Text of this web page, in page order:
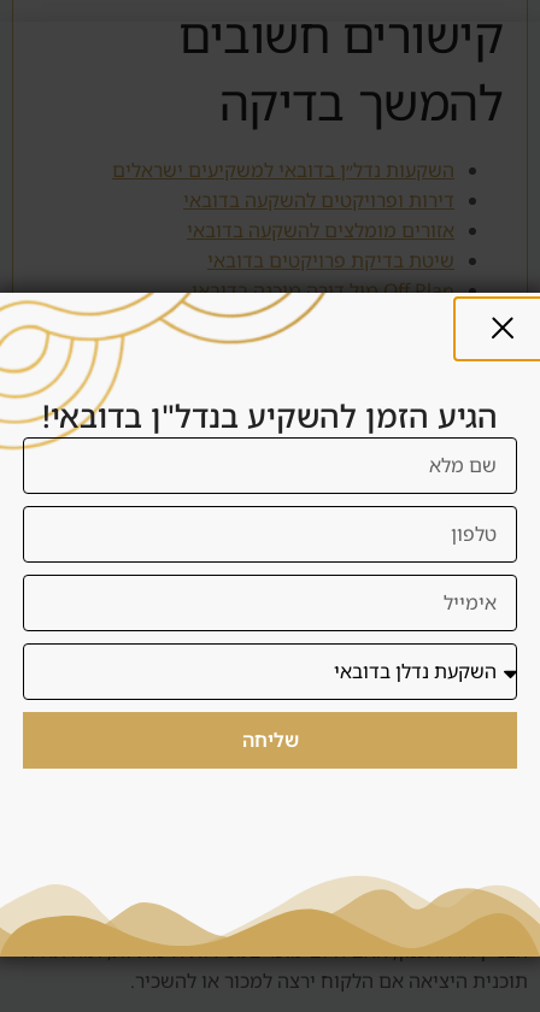
קישורים חשובים
להמשך בדיקה
השקעות נדל״ן בדובאי למשקיעים ישראלים
דירות ופרויקטים להשקעה בדובאי
אזורים מומלצים להשקעה בדובאי
שיטת בדיקת פרויקטים בדובאי
Off Plan מול דירה מוכנה בדובאי
תשואה נטו מול ברוטו בדובאי
איך דנסיה בוחנת את
הנושא הזה כחלק
מהחלטת השקעה?
הדרך הנכונה לבדוק השקעת נדל״ן בדובאי אינה להתחיל מתמונה
המשקיע: תקציב, מטרה, טווח זמן, צורך בתזרים, רמת סיכון,
ההשקעה, מי קהל השוכרים הטבעי, מה רמת התחרות, אילו
פרויקטים נוספים מתוכננים בסביבה, מה דמי השירות, איך נראה
הבניין או התכנון, האם היזם מוכר במסירות איכותיות, ומה תהיה
תוכנית היציאה אם הלקוח ירצה למכור או להשכיר.
הגיע הזמן להשקיע בנדל"ן בדובאי!
שליחה